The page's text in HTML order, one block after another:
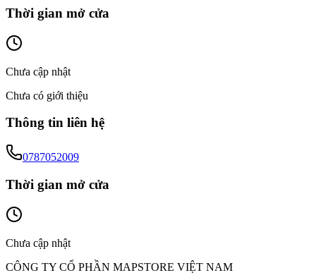
Thời gian mở cửa
Chưa cập nhật
Chưa có giới thiệu
Thông tin liên hệ
0787052009
Thời gian mở cửa
Chưa cập nhật
CÔNG TY CỔ PHẦN MAPSTORE VIỆT NAM